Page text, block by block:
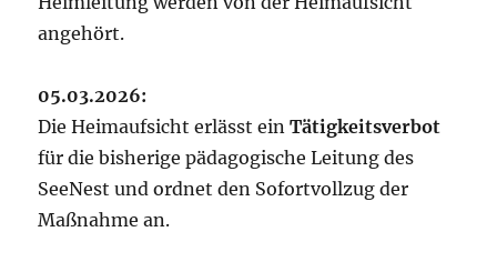
angehört.
05.03.2026:
Die Heimaufsicht erlässt einTätigkeitsverbot
für die bisherige pädagogische Leitung des
SeeNest und ordnet den Sofortvollzug der
Maßnahme an.